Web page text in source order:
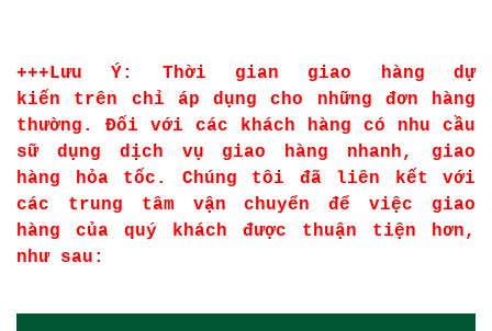
+++Lưu Ý: Thời gian giao hàng dự
kiến trên chỉ áp dụng cho những đơn hàng
thường. Đối với các khách hàng có nhu cầu
sữ dụng dịch vụ giao hàng nhanh, giao
hàng hỏa tốc. Chúng tôi đã liên kết với
các trung tâm vận chuyển để việc giao
hàng của quý khách được thuận tiện hơn,
như sau: